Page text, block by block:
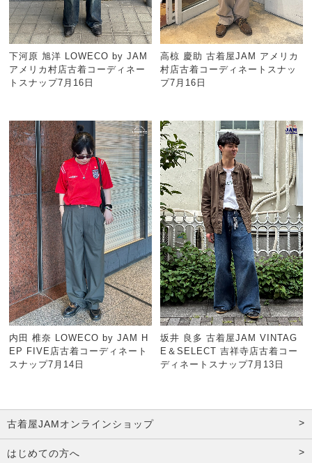
下河原 旭洋 LOWECO by JAM
アメリカ村店古着コーディネー
トスナップ7月16日
高椋 慶助 古着屋JAM アメリカ
村店古着コーディネートスナッ
プ7月16日
内田 椎奈 LOWECO by JAM H
EP FIVE店古着コーディネート
スナップ7月14日
坂井 良多 古着屋JAM VINTAG
E＆SELECT 吉祥寺店古着コー
ディネートスナップ7月13日
古着屋JAMオンラインショップ
はじめての方へ